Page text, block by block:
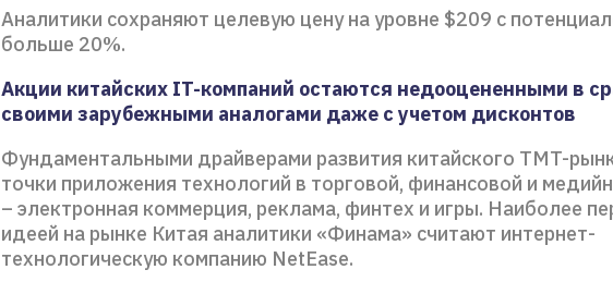
Аналитики сохраняют целевую цену на уровне $209 c
больше 20%.
Акции китайских IT-компаний остаются недооцененными в
своими зарубежными аналогами даже с учетом дисконтов
Фундаментальными драйверами развития китайского TMT-
точки приложения технологий в торговой, финансовой и
– электронная коммерция, реклама, финтех и игры. Наиболее
идеей на рынке Китая аналитики «Финама» считают интернет-
технологическую компанию NetEase.